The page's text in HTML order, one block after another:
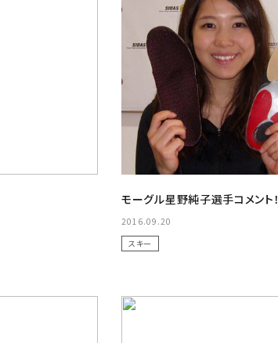
モーグル星野純子選手コメント！
2016.09.20
スキー